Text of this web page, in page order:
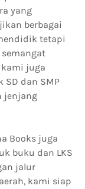
yang
berbagai
tetapi
juga
dan SMP
jenjang
Books juga
buku dan LKS
jalur
kami siap